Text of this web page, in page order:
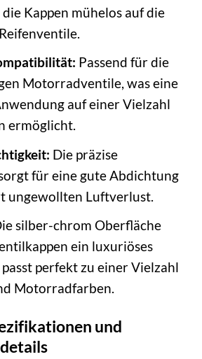
die Kappen mühelos auf die
Passend für die
Motorradventile, was eine
auf einer Vielzahl
ermöglicht.
Die präzise
für eine gute Abdichtung
ungewollten Luftverlust.
silber-chrom Oberfläche
ein luxuriöses
perfekt zu einer Vielzahl
Motorradfarben.
und